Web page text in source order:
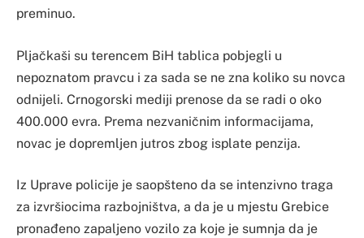
preminuo.
Pljačkaši su terencem BiH tablica pobjegli u
nepoznatom pravcu i za sada se ne zna koliko su novca
odnijeli. Crnogorski mediji prenose da se radi o oko
400.000 evra. Prema nezvaničnim informacijama,
novac je dopremljen jutros zbog isplate penzija.
Iz Uprave policije je saopšteno da se intenzivno traga
za izvršiocima razbojništva, a da je u mjestu Grebice
pronađeno zapaljeno vozilo za koje je sumnja da je